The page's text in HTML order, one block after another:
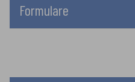
Formulare